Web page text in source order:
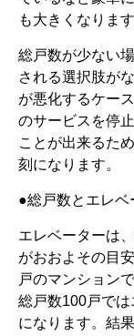
も大きくなります
総戸数が少ない
される選択肢が
が悪化するケー
のサービスを停
ことが出来るた
刻になります。
●総戸数とエレベ
エレベーターは
がおおよその目
戸のマンション
総戸数100戸で
になります。結